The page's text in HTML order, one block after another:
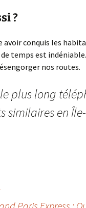
?
avoir conquis les
temps est
nos routes.
plus long
similaires en